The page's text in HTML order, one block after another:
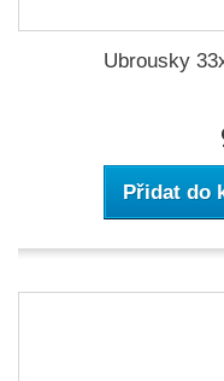
Ubrousky
Přidat do